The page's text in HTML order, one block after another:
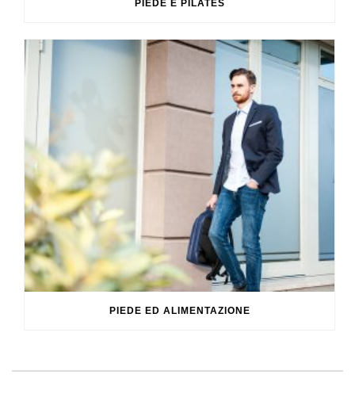
PIEDE E PILATES
PIEDE ED ALIMENTAZIONE